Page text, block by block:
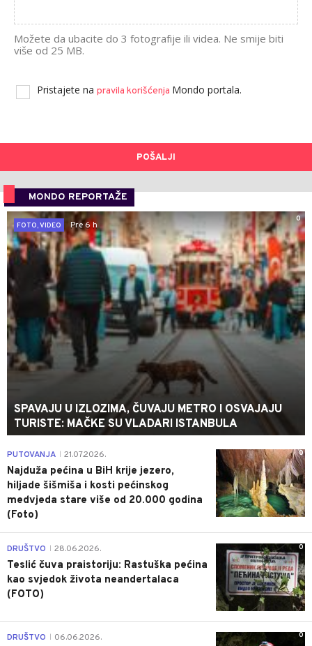
Možete da ubacite do 3 fotografije ili videa. Ne smije biti
više od 25 MB.
Pristajete na pravila korišćenja Mondo portala.
POŠALJI
MONDO REPORTAŽE
0
FOTO, VIDEO
Pre 6 h
SPAVAJU U IZLOZIMA, ČUVAJU METRO I OSVAJAJU
TURISTE: MAČKE SU VLADARI ISTANBULA
0
PUTOVANJA 21.07.2026.
Najduža pećina u BiH krije jezero,
hiljade šišmiša i kosti pećinskog
medvjeda stare više od 20.000 godina
(Foto)
0
DRUŠTVO 28.06.2026.
Teslić čuva praistoriju: Rastuška pećina
kao svjedok života neandertalaca
(FOTO)
0
DRUŠTVO 06.06.2026.